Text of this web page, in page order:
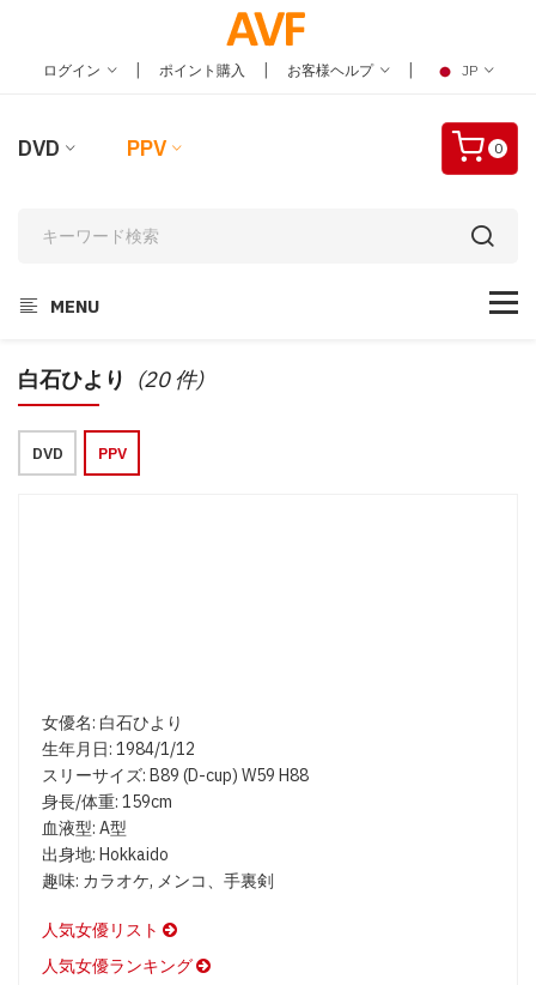
ログイン | ポイント購入 | お客様ヘルプ | JP
DVD PPV 0
MENU
白石ひより (20 件)
DVD PPV
女優名: 白石ひより
生年月日: 1984/1/12
スリーサイズ: B89 (D-cup) W59 H88
身長/体重: 159cm
血液型: A型
出身地: Hokkaido
趣味: カラオケ, メンコ、手裏剣
人気女優リスト
人気女優ランキング